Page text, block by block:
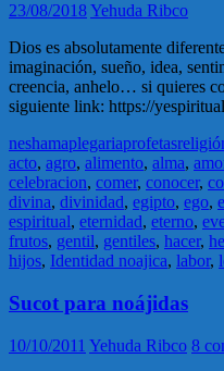
23/08/2018Yehuda Ribco
Dios es absolutamente
imaginación, sueño, idea,
creencia, anhelo… si quieres
siguiente link: https://
neshamaplegariaprofetas
acto, agro, alimento, alma,
celebracion, comer, conocer,
divina, divinidad, egipto, ego,
espiritual, eternidad, eterno,
frutos, gentil, gentiles, hacer,
hijos, Identidad noajica, labor,
Sucot para noájidas
10/10/2011 Yehuda Ribco 8